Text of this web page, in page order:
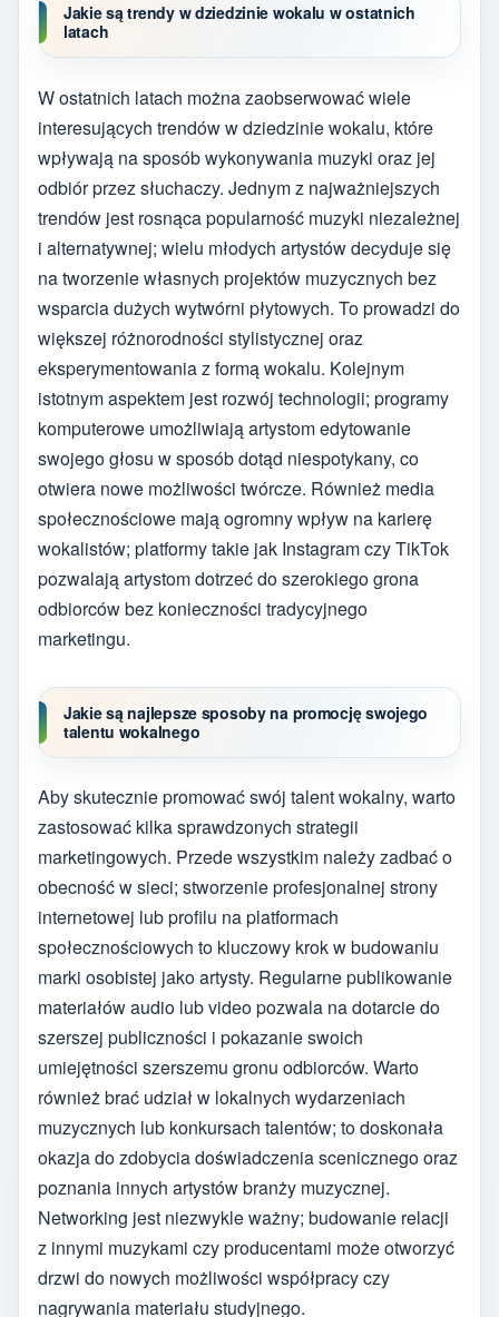
Jakie są trendy w dziedzinie wokalu w ostatnich
latach
W ostatnich latach można zaobserwować wiele
interesujących trendów w dziedzinie wokalu, które
wpływają na sposób wykonywania muzyki oraz jej
odbiór przez słuchaczy. Jednym z najważniejszych
trendów jest rosnąca popularność muzyki niezależnej
i alternatywnej; wielu młodych artystów decyduje się
na tworzenie własnych projektów muzycznych bez
wsparcia dużych wytwórni płytowych. To prowadzi do
większej różnorodności stylistycznej oraz
eksperymentowania z formą wokalu. Kolejnym
istotnym aspektem jest rozwój technologii; programy
komputerowe umożliwiają artystom edytowanie
swojego głosu w sposób dotąd niespotykany, co
otwiera nowe możliwości twórcze. Również media
społecznościowe mają ogromny wpływ na karierę
wokalistów; platformy takie jak Instagram czy TikTok
pozwalają artystom dotrzeć do szerokiego grona
odbiorców bez konieczności tradycyjnego
marketingu.
Jakie są najlepsze sposoby na promocję swojego
talentu wokalnego
Aby skutecznie promować swój talent wokalny, warto
zastosować kilka sprawdzonych strategii
marketingowych. Przede wszystkim należy zadbać o
obecność w sieci; stworzenie profesjonalnej strony
internetowej lub profilu na platformach
społecznościowych to kluczowy krok w budowaniu
marki osobistej jako artysty. Regularne publikowanie
materiałów audio lub video pozwala na dotarcie do
szerszej publiczności i pokazanie swoich
umiejętności szerszemu gronu odbiorców. Warto
również brać udział w lokalnych wydarzeniach
muzycznych lub konkursach talentów; to doskonała
okazja do zdobycia doświadczenia scenicznego oraz
poznania innych artystów branży muzycznej.
Networking jest niezwykle ważny; budowanie relacji
z innymi muzykami czy producentami może otworzyć
drzwi do nowych możliwości współpracy czy
nagrywania materiału studyjnego.